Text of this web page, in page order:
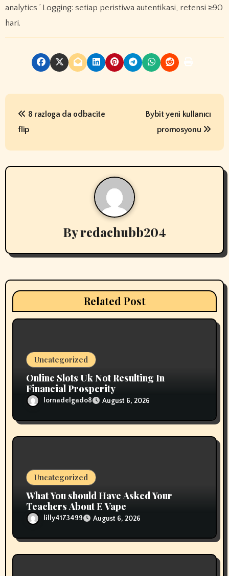
analytics ’ Logging: setiap peristiwa autentikasi, retensi ≥90
hari.
P
s
t
i
a
8 razloga da odbacite
flip
Bybit yeni kullanıcı
promosyonu
Byredachubb204
Related Post
Uncategorized
Online Slots Uk Not Resulting In
Financial Prosperity
lornadelgado8 August 6, 2026
Uncategorized
What You should Have Asked Your
Teachers About E Vape
lilly4173499 August 6, 2026